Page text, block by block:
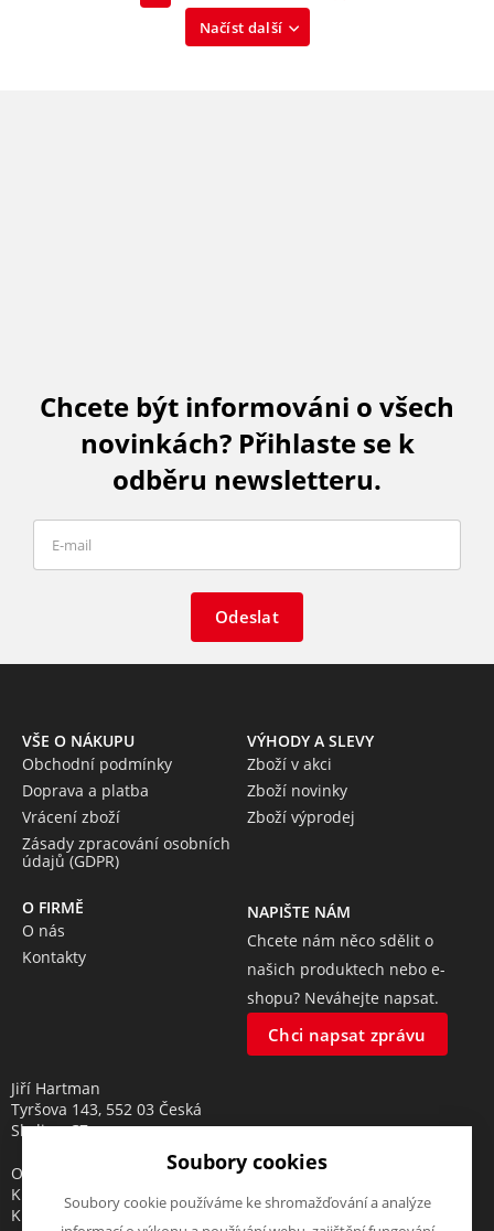
Načíst další
Chcete být informováni o všech
novinkách? Přihlaste se k
odběru newsletteru.
Odeslat
VŠE O NÁKUPU
Obchodní podmínky
Doprava a platba
Vrácení zboží
Zásady zpracování osobních
údajů (GDPR)
VÝHODY A SLEVY
Zboží v akci
Zboží novinky
Zboží výprodej
O FIRMĚ
O nás
Kontakty
NAPIŠTE NÁM
Chcete nám něco sdělit o
našich produktech nebo e-
shopu? Neváhejte napsat.
Chci napsat zprávu
Jiří Hartman
Tyršova 143, 552 03 Česká
Skalice, CZ
Obchodní rejstřík vedený u
Krajského soudu v Hradci
Králové, oddíl A, vložka 18553
Soubory cookies
Soubory cookie používáme ke shromažďování a analýze